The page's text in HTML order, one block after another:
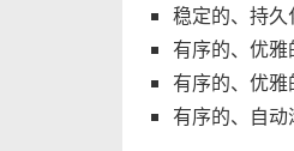
稳定的、持久
有序的、优
有序的、优
有序的、自动